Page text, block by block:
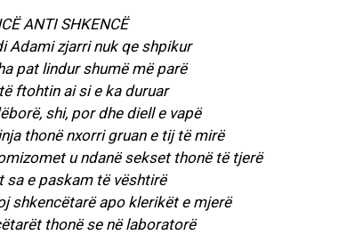
ANTI SHKENCË
Adami zjarri nuk qe shpikur
pat lindur shumë më parë
ftohtin ai si e ka duruar
shi, por dhe diell e vapë
thonë nxorri gruan e tij të mirë
u ndanë sekset thonë të tjerë
sa e paskam të vështirë
shkencëtarë apo klerikët e mjerë
thonë se në laboratorë